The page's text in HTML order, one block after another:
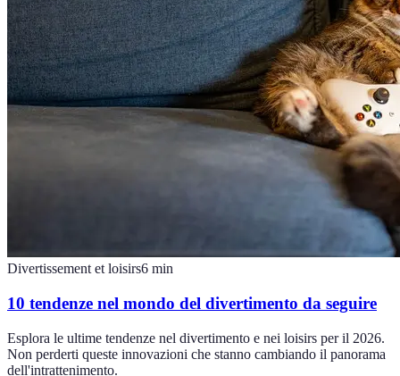
Divertissement et loisirs6 min
10 tendenze nel mondo del divertimento da seguire
Esplora le ultime tendenze nel divertimento e nei loisirs per il 2026.
Non perderti queste innovazioni che stanno cambiando il panorama
dell'intrattenimento.